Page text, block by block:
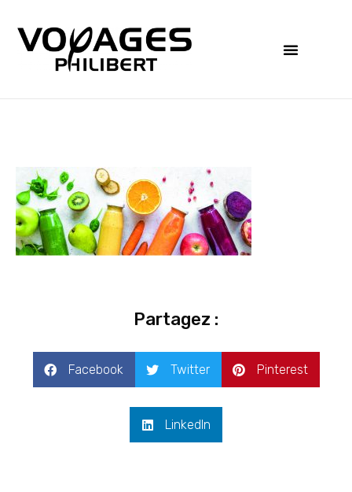
Partagez :
Facebook Twitter Pinterest
LinkedIn